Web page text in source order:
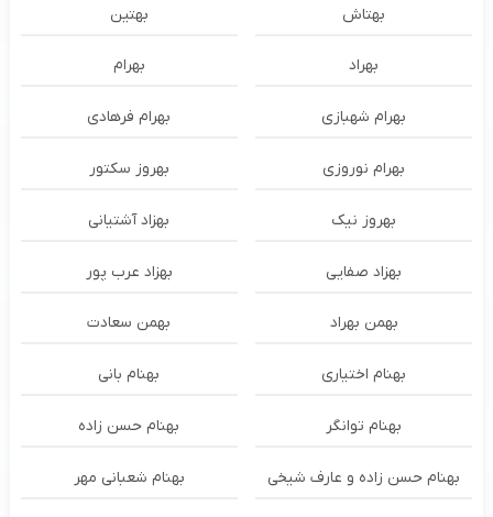
بهتاش بهتین
بهراد بهرام
بهرام شهبازی بهرام فرهادی
بهرام نوروزی بهروز سکتور
بهروز نیک بهزاد آشتیانی
بهزاد صفایی بهزاد عرب پور
بهمن بهراد بهمن سعادت
بهنام اختیاری بهنام بانی
بهنام توانگر بهنام حسن زاده
بهنام حسن زاده و عارف شیخی بهنام شعبانی مهر